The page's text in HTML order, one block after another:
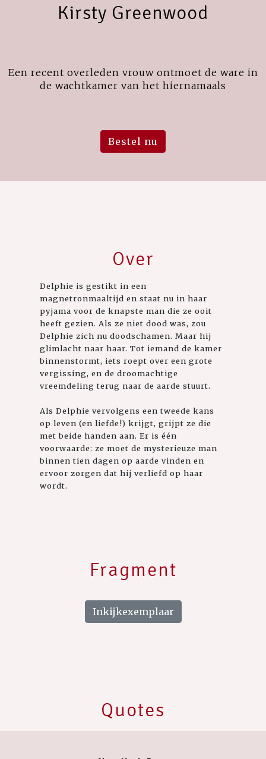
Kirsty Greenwood
Een recent overleden vrouw ontmoet de ware in
de wachtkamer van het hiernamaals
Bestel nu
Over
Delphie is gestikt in een
magnetronmaaltijd en staat nu in haar
pyjama voor de knapste man die ze ooit
heeft gezien. Als ze niet dood was, zou
Delphie zich nu doodschamen. Maar hij
glimlacht naar haar. Tot iemand de kamer
binnenstormt, iets roept over een grote
vergissing, en de droomachtige
vreemdeling terug naar de aarde stuurt.
Als Delphie vervolgens een tweede kans
op leven (en liefde!) krijgt, grijpt ze die
met beide handen aan. Er is één
voorwaarde: ze moet de mysterieuze man
binnen tien dagen op aarde vinden en
ervoor zorgen dat hij verliefd op haar
wordt.
Fragment
Inkijkexemplaar
Quotes